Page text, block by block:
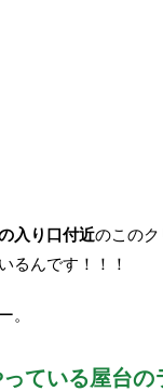
入り口付近のこの
るんです！！！
。
ている屋台の